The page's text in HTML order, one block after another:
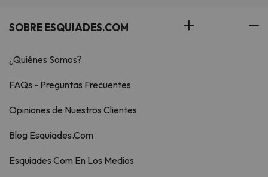
SOBRE ESQUIADES.COM
¿Quiénes Somos?
FAQs - Preguntas Frecuentes
Opiniones de Nuestros Clientes
Blog Esquiades.Com
Esquiades.Com En Los Medios